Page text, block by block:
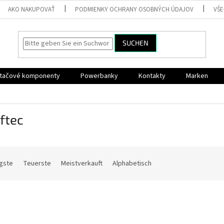
AKO NAKUPOVAŤ PODMIENKY OCHRANY OSOBNÝCH ÚDAJOV
SUCHEN
komponenty Powerbanky Kontakty
Marken
Teuerste Meistverkauft Alphabetisch